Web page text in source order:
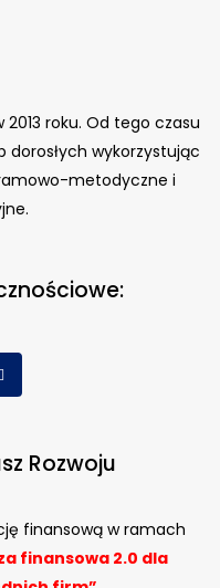
2013 roku. Od tego czasu
dorosłych wykorzystując
metodyczne i
Rozwoju
finansową w ramach
finansowa 2.0 dla